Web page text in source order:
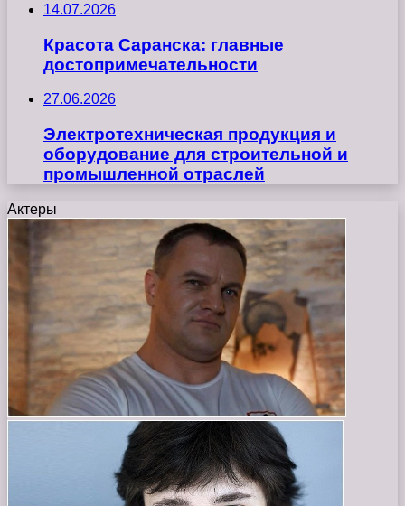
14.07.2026
Красота Саранска: главные
достопримечательности
27.06.2026
Электротехническая продукция и
оборудование для строительной и
промышленной отраслей
Актеры